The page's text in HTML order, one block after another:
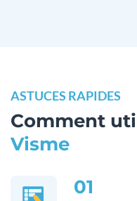
ASTUCES RAPIDES
Comment
Visme
01